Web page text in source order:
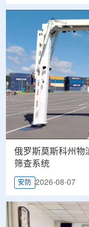
俄罗斯莫斯科州物
筛查系统
安防 2026-08-07